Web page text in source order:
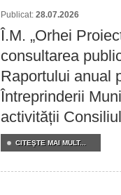
Publicat: 28.07.2026
Î.M. „Orhei
consultarea
Raportului anual
Întreprinderii
activității
CITEŞTE MAI MULT...